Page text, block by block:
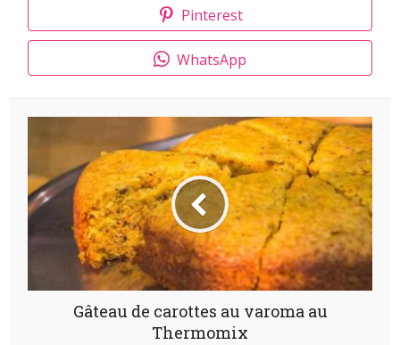
Pinterest
WhatsApp
Gâteau de carottes au varoma au
Thermomix